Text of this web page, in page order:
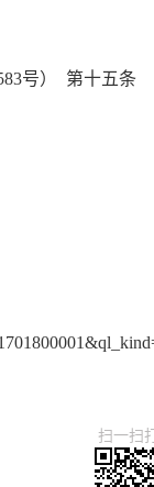
号） 第十五条
扫一扫